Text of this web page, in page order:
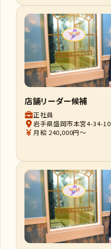
店舗リーダー候補
正社員
岩手県盛岡市本宮4-34-10
月給 240,000円～